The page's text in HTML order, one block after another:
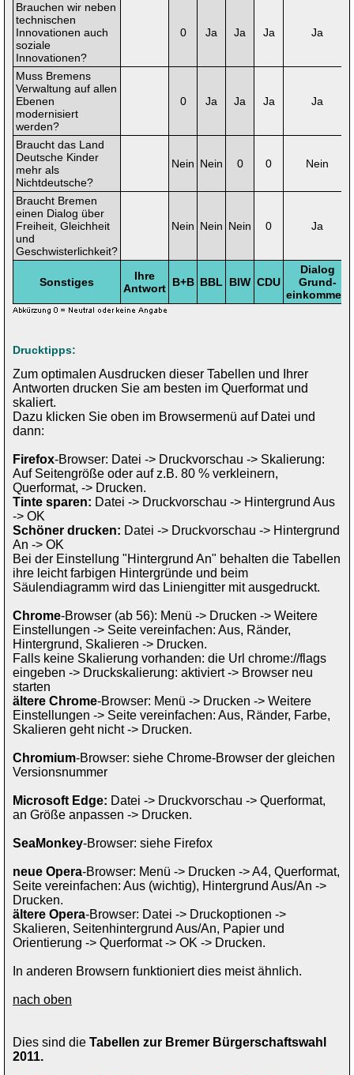
Brauchen wir neben
technischen
Innovationen auch
soziale
Innovationen?
0 Ja Ja Ja Ja
Muss Bremens
Verwaltung auf allen
Ebenen
modernisiert
werden?
0 Ja Ja Ja Ja
Braucht das Land
Deutsche Kinder
mehr als
Nichtdeutsche?
Nein Nein 0 0 Nein
Braucht Bremen
einen Dialog über
Freiheit, Gleichheit
und
Geschwisterlichkeit?
Nein Nein Nein 0 Ja
Sonstiges
Ihre
Antwort B+B BBL BIW CDU
Dialog
Grund-
einkommen
Drucktipps:
Zum optimalen Ausdrucken dieser Tabellen und Ihrer
Antworten drucken Sie am besten im Querformat und
skaliert.
Dazu klicken Sie oben im Browsermenü auf Datei und
dann:
Firefox-Browser: Datei -> Druckvorschau -> Skalierung:
Auf Seitengröße oder auf z.B. 80 % verkleinern,
Querformat, -> Drucken.
Tinte sparen: Datei -> Druckvorschau -> Hintergrund Aus
-> OK
Schöner drucken: Datei -> Druckvorschau -> Hintergrund
An -> OK
Bei der Einstellung "Hintergrund An" behalten die Tabellen
ihre leicht farbigen Hintergründe und beim
Säulendiagramm wird das Liniengitter mit ausgedruckt.
Chrome-Browser (ab 56): Menü -> Drucken -> Weitere
Einstellungen -> Seite vereinfachen: Aus, Ränder,
Hintergrund, Skalieren -> Drucken.
Falls keine Skalierung vorhanden: die Url chrome://flags
eingeben -> Druckskalierung: aktiviert -> Browser neu
starten
ältere Chrome-Browser: Menü -> Drucken -> Weitere
Einstellungen -> Seite vereinfachen: Aus, Ränder, Farbe,
Skalieren geht nicht -> Drucken.
Chromium-Browser: siehe Chrome-Browser der gleichen
Versionsnummer
Microsoft Edge: Datei -> Druckvorschau -> Querformat,
an Größe anpassen -> Drucken.
SeaMonkey-Browser: siehe Firefox
neue Opera-Browser: Menü -> Drucken -> A4, Querformat,
Seite vereinfachen: Aus (wichtig), Hintergrund Aus/An ->
Drucken.
ältere Opera-Browser: Datei -> Druckoptionen ->
Skalieren, Seitenhintergrund Aus/An, Papier und
Orientierung -> Querformat -> OK -> Drucken.
In anderen Browsern funktioniert dies meist ähnlich.
nach oben
Dies sind die Tabellen zur Bremer Bürgerschaftswahl
2011.